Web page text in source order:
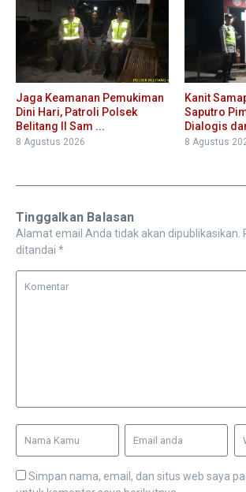
Jaga Keamanan Pemukiman
Dini Hari, Patroli Polsek
Belitang II Sam ...
8 Agustus 2026
Kanit
Saputro
Dialogis
8 Agustus
Tinggalkan Balasan
Alamat email Anda tidak akan dipublikasikan.
ditandai *
Simpan nama, email, dan situs web saya